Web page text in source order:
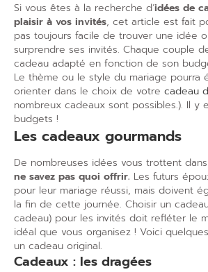
Si vous êtes à la recherche d’idées de
plaisir à vos invités, cet article est fait
pas toujours facile de trouver une idée
surprendre ses invités. Chaque couple
cadeau adapté en fonction de son
Le thème ou le style du mariage pourra
orienter dans le choix de votre cadeau
nombreux cadeaux sont possibles.). Il y
budgets !
Les cadeaux gourmands
De nombreuses idées vous trottent
ne savez pas quoi offrir. Les futurs
pour leur mariage réussi, mais doivent
la fin de cette journée. Choisir un
cadeau) pour les invités doit refléter le
idéal que vous organisez ! Voici
un cadeau original.
Cadeaux : les dragées